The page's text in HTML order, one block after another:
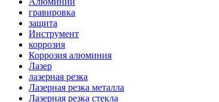
гравировка
защита
Инструмент
коррозия
Коррозия алюминия
Лазер
лазерная резка
Лазерная резка металла
Лазерная резка стекла